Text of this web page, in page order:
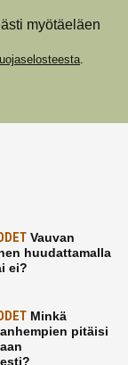
myötäeläen
.
Vauvan
huudattamalla
ei?
Minkä
pitäisi